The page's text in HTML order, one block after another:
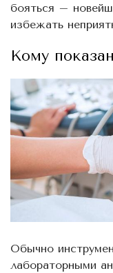
бояться –
избежать
Кому
Обычно
лабораторными